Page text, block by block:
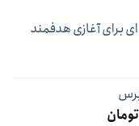
تومانقیمت